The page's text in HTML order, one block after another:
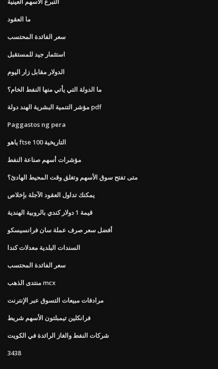
ما العقود
سعر الفائدة المحتسب
استثمار جيد للمستقبل
الدولار مقابل زار اليوم
ما الدولة التي يأتي منها النفط الخام؟
مؤشر التنمية البشرية الهند دولة pdf
Paggastos ng pera
ياهو ftse 100 التاريخية
مؤشرات أسهم صناعة النفط
متى تفتح سوق الأسهم وتغلق وقت المحيط الهادئ؟
يمكنك تداول العقود الآجلة بإخلاص
قيمة 1 دولار كندي بالروبية الهندية
أفضل سعر صرف عملة سان فرانسيسكو
السندات البلدية معدلات كندا
سعر الفائدة المحتسب
منتدى الذهب mcx
مرادفات مبيعات التسوق عبر الإنترنت
فرانكلين تيمبلتون الأسهم شريط
شركات النفط والغاز الرائدة في الكويت
3438